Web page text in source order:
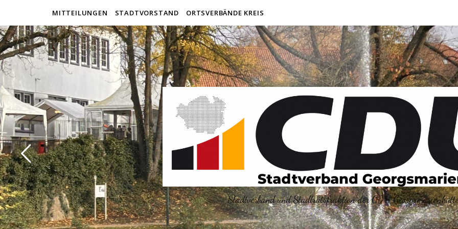
MITTEILUNGEN STADTVORSTAND ORTSVERBÄNDE KREIS
Stadtverband und Stadtratsfraktion der CDU